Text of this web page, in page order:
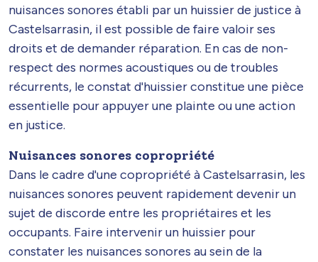
nuisances sonores établi par un huissier de justice à
Castelsarrasin, il est possible de faire valoir ses
droits et de demander réparation. En cas de non-
respect des normes acoustiques ou de troubles
récurrents, le constat d'huissier constitue une pièce
essentielle pour appuyer une plainte ou une action
en justice.
Nuisances sonores copropriété
Dans le cadre d'une copropriété à Castelsarrasin, les
nuisances sonores peuvent rapidement devenir un
sujet de discorde entre les propriétaires et les
occupants. Faire intervenir un huissier pour
constater les nuisances sonores au sein de la